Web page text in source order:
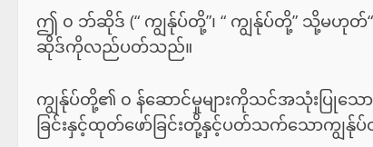
ဤ ၀ ဘ်ဆိုဒ် (“ ကျွန်ုပ်တို့”၊ “ ကျွန်ုပ်တို့” သို့မဟု
ဆိုဒ်ကိုလည်ပတ်သည်။
ကျွန်ုပ်တို့၏ ၀ န်ဆောင်မှုများကိုသင်အသုံးပြုသ
ခြင်းနှင့်ထုတ်ဖော်ခြင်းတို့နှင့်ပတ်သက်သောကျွ